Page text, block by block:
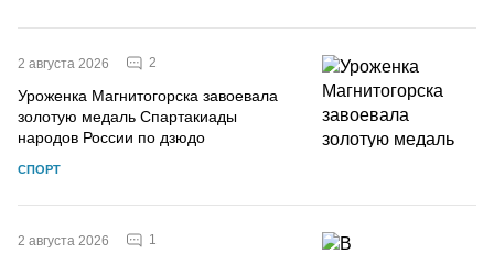
2 августа 2026 2
Уроженка Магнитогорска завоевала
золотую медаль Спартакиады
народов России по дзюдо
СПОРТ
2 августа 2026 1